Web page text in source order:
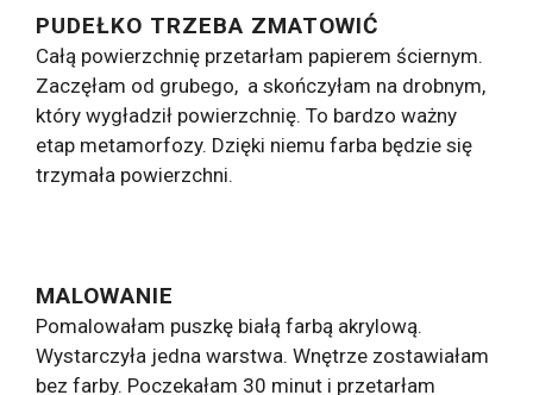
PUDEŁKO TRZEBA ZMATOWIĆ
Całą powierzchnię przetarłam papierem ściernym.
Zaczęłam od grubego, a skończyłam na drobnym,
który wygładził powierzchnię. To bardzo ważny
etap metamorfozy. Dzięki niemu farba będzie się
trzymała powierzchni.
MALOWANIE
Pomalowałam puszkę białą farbą akrylową.
Wystarczyła jedna warstwa. Wnętrze zostawiałam
bez farby. Poczekałam 30 minut i przetarłam